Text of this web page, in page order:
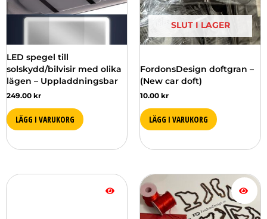
LED spegel till
solskydd/bilvisir med olika
lägen – Uppladdningsbar
249.00 kr
LÄGG I VARUKORG
SLUT I LAGER
FordonsDesign doftgran –
(New car doft)
10.00 kr
LÄGG I VARUKORG